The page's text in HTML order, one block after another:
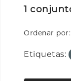
1
Ordenar por:
Etiquetas: